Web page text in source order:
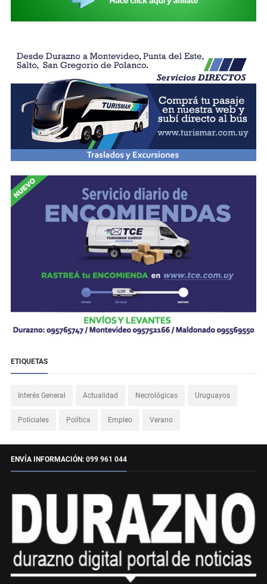
ETIQUETAS
Interés General Actualidad Necrológicas Uruguayos
Policiales Política Empleo Verano
ENVÍA INFORMACIÓN: 099 961 044